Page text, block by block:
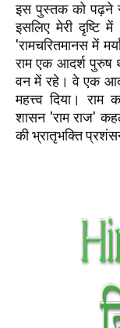
इस पुस्तक को पढ़ने
इसलिए मेरी दृष्टि
'रामचरितमानस में
राम एक आदर्श पुरुष
वन में रहे। वे एक
महत्त्व दिया।
शासन 'राम राज'
की भ्रातृभक्ति